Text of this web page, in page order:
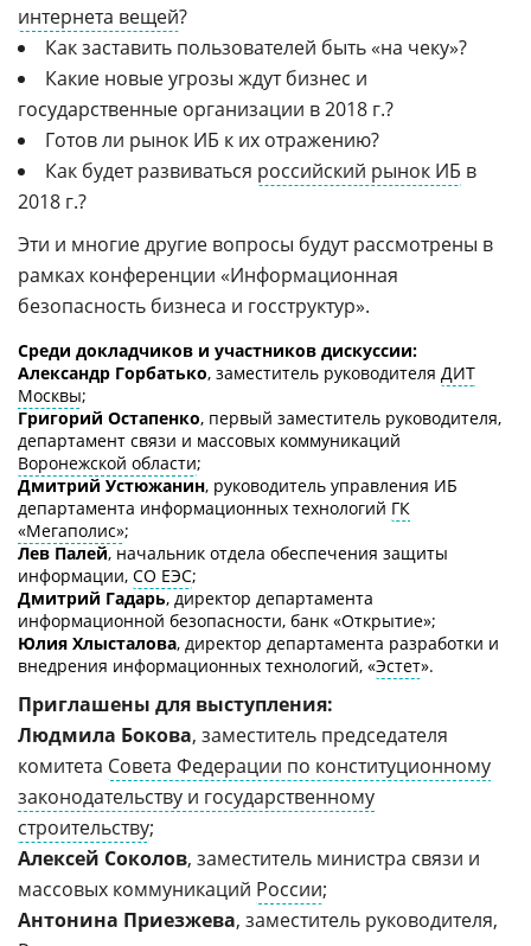
интернета вещей?
Как заставить пользователей быть «на чеку»?
Какие новые угрозы ждут бизнес и
государственные организации в 2018 г.?
Готов ли рынок ИБ к их отражению?
Как будет развиваться российский рынок ИБ в
2018 г.?
Эти и многие другие вопросы будут рассмотрены в
рамках конференции «Информационная
безопасность бизнеса и госструктур».
Среди докладчиков и участников дискуссии:
Александр Горбатько, заместитель руководителя ДИТ
Москвы;
Григорий Остапенко, первый заместитель руководителя,
департамент связи и массовых коммуникаций
Воронежской области;
Дмитрий Устюжанин, руководитель управления ИБ
департамента информационных технологий ГК
«Мегаполис»;
Лев Палей, начальник отдела обеспечения защиты
информации, СО ЕЭС;
Дмитрий Гадарь, директор департамента
информационной безопасности, банк «Открытие»;
Юлия Хлысталова, директор департамента разработки и
внедрения информационных технологий, «Эстет».
Приглашены для выступления:
Людмила Бокова, заместитель председателя
комитета Совета Федерации по конституционному
законодательству и государственному
строительству;
Алексей Соколов, заместитель министра связи и
массовых коммуникаций России;
Антонина Приезжева, заместитель руководителя,